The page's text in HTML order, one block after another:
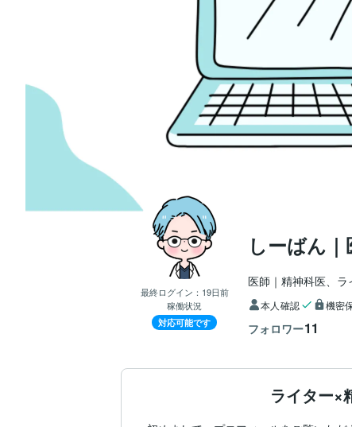
最終ログイン： 19日前
稼働状況
対応可能です
しーばん
医師｜精神科医、ラ
本人確認 機密
フォロワー11
ライター×